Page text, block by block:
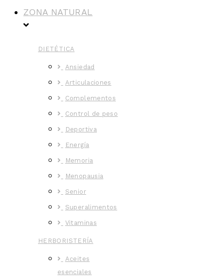
ZONA NATURAL
DIETÉTICA
Ansiedad
Articulaciones
Complementos
Control de peso
Deportiva
Energía
Memoria
Menopausia
Senior
Superalimentos
Vitaminas
HERBORISTERÍA
Aceites
esenciales